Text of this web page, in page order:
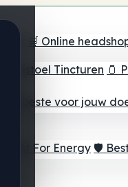
🛒 Online
Tincturen 🫙
beste voor jouw
⚡ Best For Energy 🛡️